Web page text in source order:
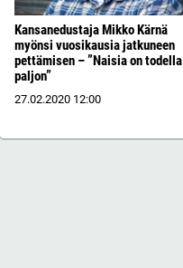
Kansanedustaja Mikko Kärnä
myönsi vuosikausia jatkuneen
pettämisen – ”Naisia on todella
paljon”
27.02.2020 12:00